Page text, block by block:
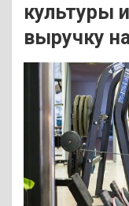
культуры
выручку